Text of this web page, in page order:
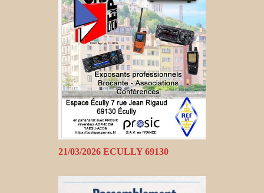
21/03/2026 ECULLY 69130